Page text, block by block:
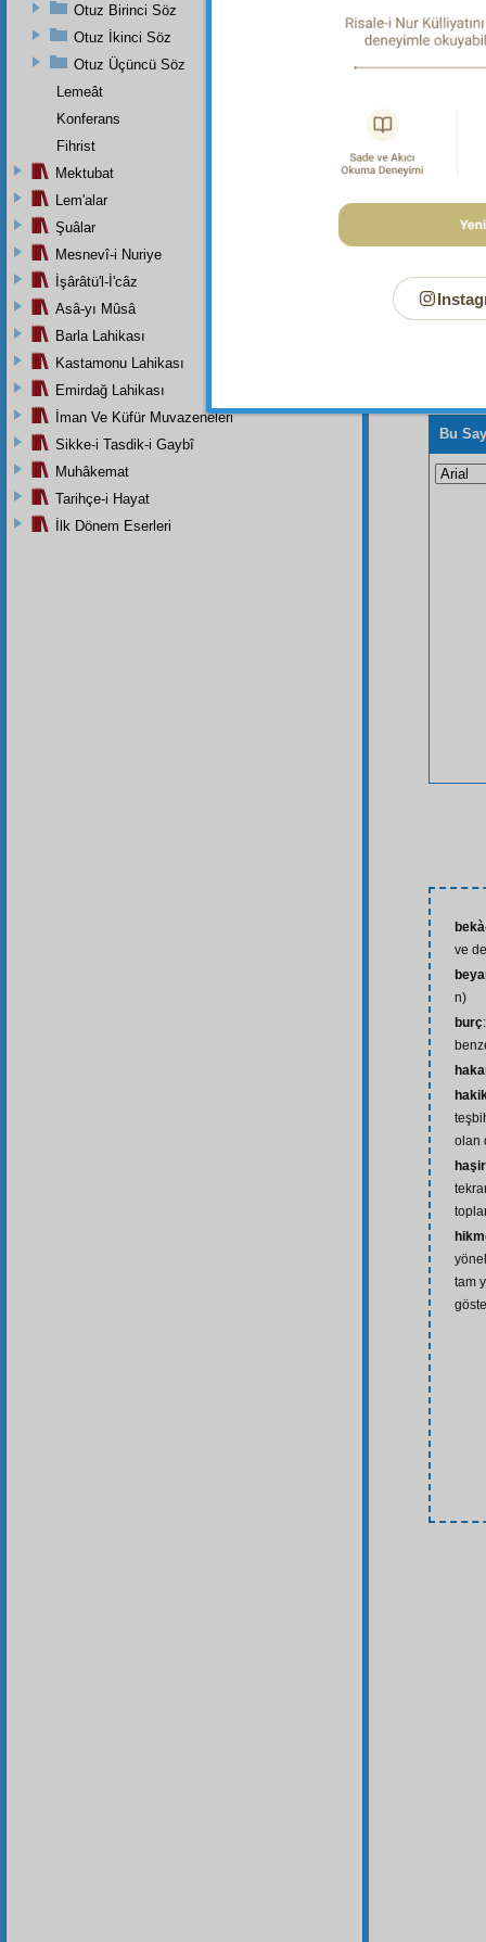
Dipnot-1
Dipnot-2
Bu
ve
n)
burç
olan
haşir
tam
Otuz Birinci Söz
Otuz İkinci Söz
Otuz Üçüncü Söz
Lemeât
Konferans
Fihrist
Mektubat
Lem'alar
Şuâlar
Mesnevî-i Nuriye
İşârâtü'l-İ'câz
Asâ-yı Mûsâ
Barla Lahikası
Kastamonu Lahikası
Emirdağ Lahikası
İman Ve Küfür Muvazeneleri
Sikke-i Tasdik-i Gaybî
Muhâkemat
Tarihçe-i Hayat
İlk Dönem Eserleri